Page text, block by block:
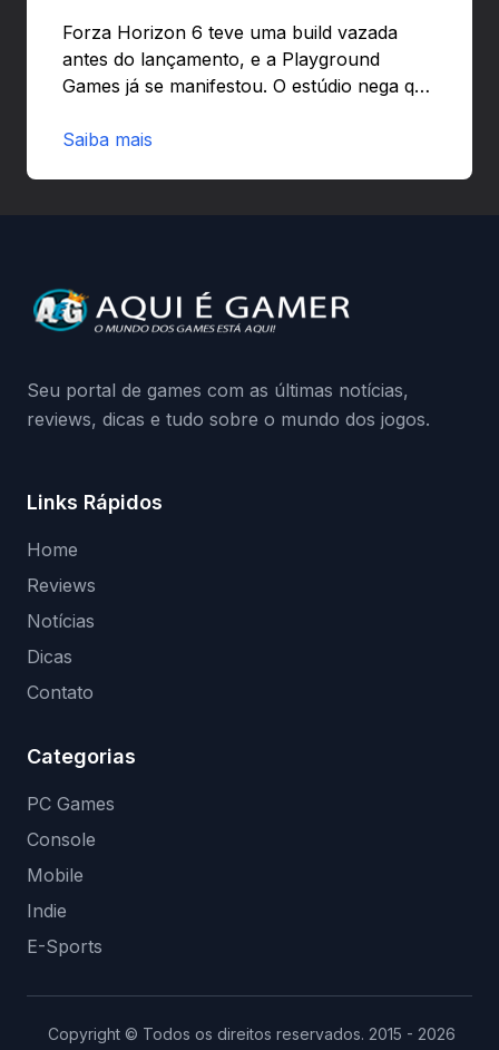
Forza Horizon 6 teve uma build vazada
antes do lançamento, e a Playground
Games já se manifestou. O estúdio nega que
preload e avisa que quem usar versões não
da Playground: negação do preload,
medidas contra acessos não autorizados
Saiba mais
Seu portal de games com as últimas notícias,
reviews, dicas e tudo sobre o mundo dos jogos.
Links Rápidos
Home
Reviews
Notícias
Dicas
Contato
Categorias
PC Games
Console
Mobile
Indie
E-Sports
Copyright © Todos os direitos reservados. 2015 - 2026